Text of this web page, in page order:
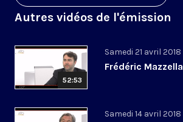
Autres vidéos de l'émission
52:53
Samedi 21 avril 2018
Frédéric Mazzella
Samedi 14 avril 2018